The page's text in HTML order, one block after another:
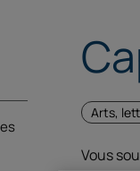
Arts,
Vous